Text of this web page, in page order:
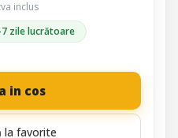
inclus
zile lucrătoare
in cos